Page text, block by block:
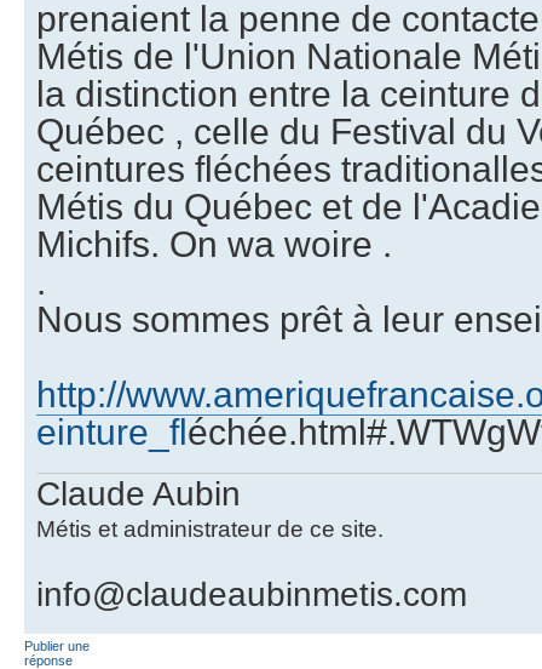
prenaient la penne de
Métis de l'Union Nationale
la distinction entre la ceinture
Québec , celle du Festival du
ceintures fléchées
Métis du Québec et de
Michifs. On wa woire .
.
Nous sommes prêt à leur
http://
einture_fl
Claude Aubin
Métis et administrateur de ce site.
info@claudeaubinmetis.com
Publier une
réponse